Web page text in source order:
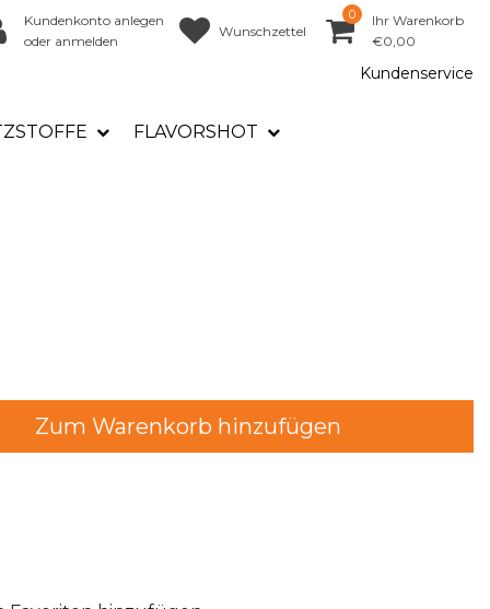
Kundenkonto anlegen
oder anmelden
Wunschzettel
0
Ihr Warenkorb
€0,00
Kundenservice
FLAVORSHOT
Zum Warenkorb hinzufügen